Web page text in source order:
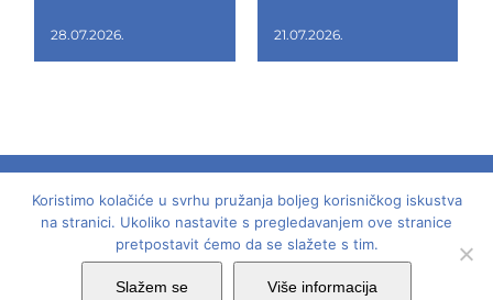
28.07.2026. 21.07.2026.
© 2018 -2026 | Dom mladih - Laginjina 15, Rijeka,
OIB: 62799759990 | Sva prava pridržana | Dizajn:
Studio Komplit
Koristimo kolačiće u svrhu pružanja boljeg korisničkog iskustva
na stranici. Ukoliko nastavite s pregledavanjem ove stranice
pretpostavit ćemo da se slažete s tim.
Slažem se Više informacija